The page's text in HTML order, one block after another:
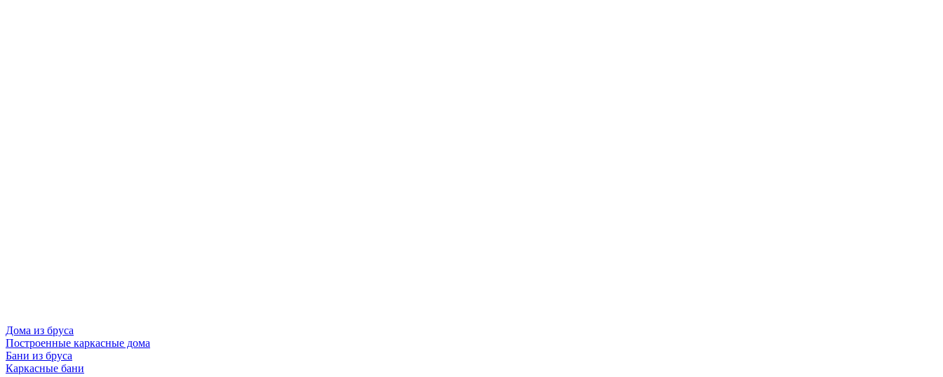
Дома из бруса
Построенные каркасные дома
Бани из бруса
Каркасные бани